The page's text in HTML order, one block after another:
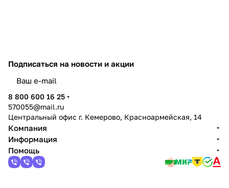
Подписаться на новости и акции
8 800 600 16 25
570055@mail.ru
Центральный офис г. Кемерово, Красноармейская, 14
Компания
Информация
Помощь